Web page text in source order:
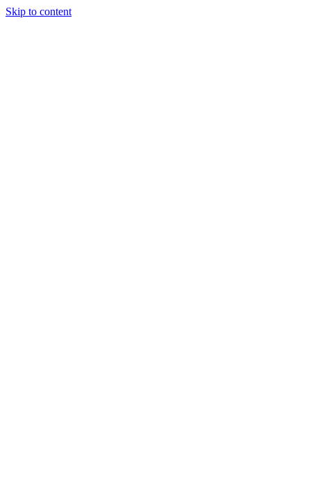
Skip to content